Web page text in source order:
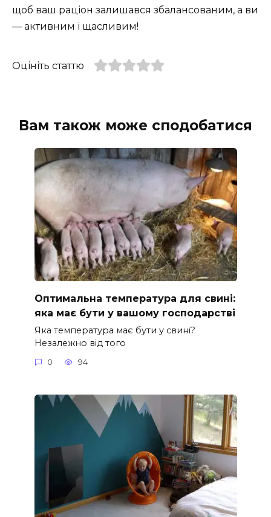
щоб ваш раціон залишався збалансованим, а ви
— активним і щасливим!
Оцініть статтю
Вам також може сподобатися
Оптимальна температура для свині:
яка має бути у вашому господарстві
Яка температура має бути у свині?
Незалежно від того
0 94